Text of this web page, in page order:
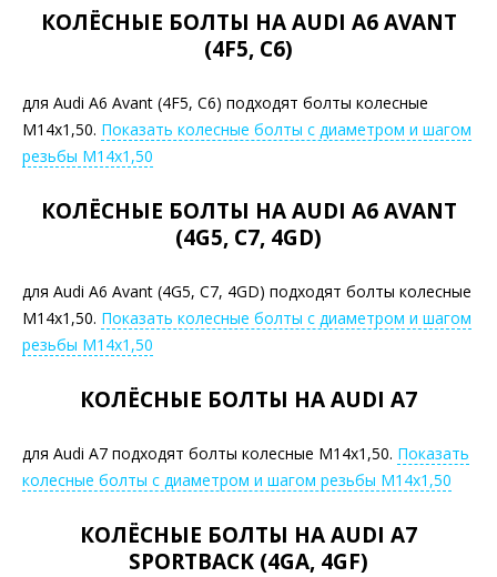
КОЛЁСНЫЕ БОЛТЫ НА AUDI A6 AVANT
(4F5, C6)
для Audi A6 Avant (4F5, C6) подходят болты колесные
М14х1,50. Показать колесные болты с диаметром и шагом
резьбы М14х1,50
КОЛЁСНЫЕ БОЛТЫ НА AUDI A6 AVANT
(4G5, C7, 4GD)
для Audi A6 Avant (4G5, C7, 4GD) подходят болты колесные
М14х1,50. Показать колесные болты с диаметром и шагом
резьбы М14х1,50
КОЛЁСНЫЕ БОЛТЫ НА AUDI A7
для Audi A7 подходят болты колесные М14х1,50. Показать
колесные болты с диаметром и шагом резьбы М14х1,50
КОЛЁСНЫЕ БОЛТЫ НА AUDI A7
SPORTBACK (4GA, 4GF)